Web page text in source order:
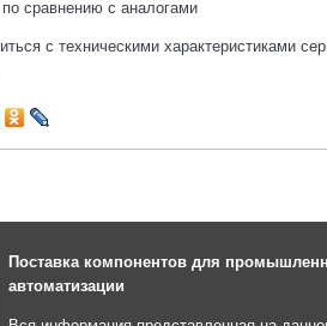
сравнению с аналогами
с техническими характеристиками
Поставка компонентов для
автоматизации